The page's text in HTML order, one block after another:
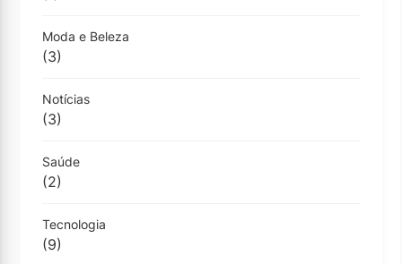
Moda e Beleza
(3)
Notícias
(3)
Saúde
(2)
Tecnologia
(9)